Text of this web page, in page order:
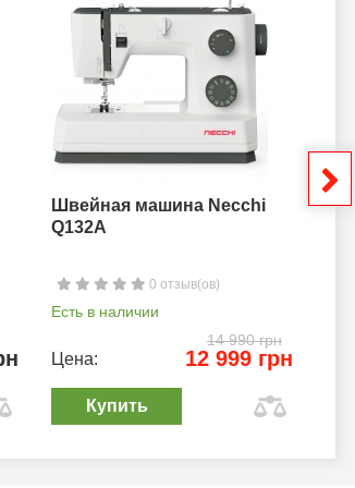
Швейная машина Necchi
Q132A
0 отзыв(ов)
Есть в наличии
14 990 грн
Цена: 12 999 грн
Купить